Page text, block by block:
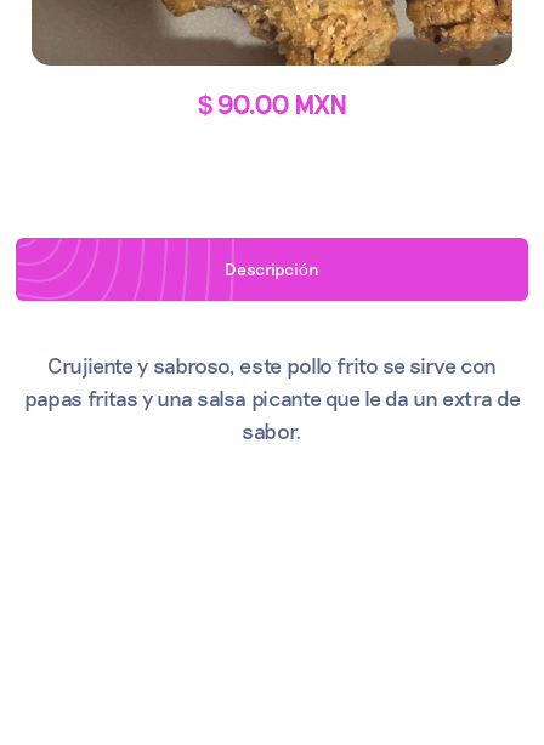
$ 90.00 MXN
Descripción
Crujiente y sabroso, este pollo frito se sirve con
papas fritas y una salsa picante que le da un extra de
sabor.